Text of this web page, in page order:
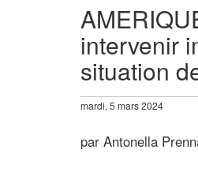
intervenir
situation
mardi, 5 mars 2024
par Antonella